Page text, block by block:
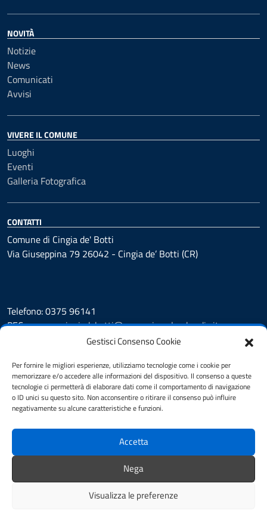
Gestisci Consenso Cookie
Per fornire le migliori esperienze, utilizziamo tecnologie come i cookie per
memorizzare e/o accedere alle informazioni del dispositivo. Il consenso a queste
tecnologie ci permetterà di elaborare dati come il comportamento di navigazione
o ID unici su questo sito. Non acconsentire o ritirare il consenso può influire
negativamente su alcune caratteristiche e funzioni.
Accetta
Nega
Visualizza le preferenze
NOVITÀ
Notizie
News
Comunicati
Avvisi
VIVERE IL COMUNE
Luoghi
Eventi
Galleria Fotografica
CONTATTI
Comune di Cingia de' Botti
Via Giuseppina 79 26042 - Cingia de’ Botti (CR)
Telefono: 0375 96141
PEC:comune.cingiadebotti@pec.regione.lombardia.it
Segnalazione disservizio
Prenotazione appuntamento
Albo pretorio
Amministrazione trasparente
Note legali
Dichiarazione di accessibilità
Feedback